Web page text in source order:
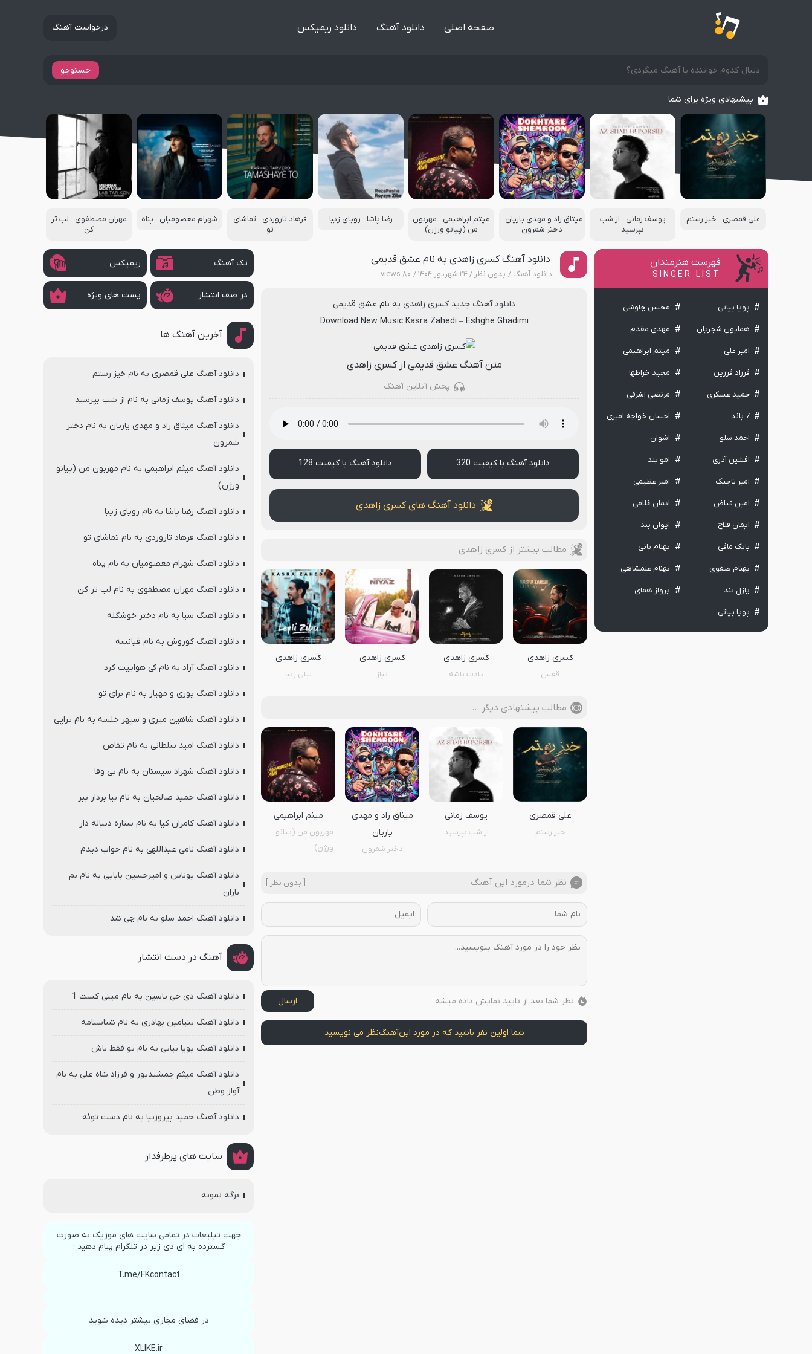
صفحه اصلی دانلود آهنگ دانلود ریمیکس درخواست آهنگ
جستوجو
پیشنهادی ویژه برای شما
علی قمصری - خیز رستم
یوسف زمانی - از شب
بپرسید
میثاق راد و مهدی یاریان -
دختر شمرون
میثم ابراهیمی - مهربون
من (پیانو ورژن)
رضا پاشا - رویای زیبا
فرهاد تاروردی - تماشای
تو
شهرام معصومیان - پناه
مهران مصطفوی - لب تر
کن
دانلود آهنگ کسری زاهدی به نام عشق قدیمی
دانلود آهنگ بدون نظر ۲۴ شهریور ۱۴۰۴ ۸۰ views
دانلود آهنگ جدید کسری زاهدی به نام عشق قدیمی
Download New Music Kasra Zahedi – Eshghe Ghadimi
متن آهنگ عشق قدیمی از کسری زاهدی
پخش آنلاین آهنگ
دانلود آهنگ با کیفیت 320 دانلود آهنگ با کیفیت 128
دانلود آهنگ های کسری زاهدی
مطالب بیشتر از کسری زاهدی
کسری زاهدی
قفس
کسری زاهدی
یادت باشه
کسری زاهدی
نیاز
کسری زاهدی
لیلی زیبا
مطالب پیشنهادی دیگر …
علی قمصری
خیز رستم
یوسف زمانی
از شب بپرسید
میثاق راد و مهدی
یاریان
دختر شمرون
میثم ابراهیمی
مهربون من (پیانو
ورژن)
نظر شما درمورد این آهنگ [ بدون نظر ]
نظر شما بعد از تایید نمایش داده میشه ارسال
شما اولین نفر باشید که در مورد اینآهنگنظر می نویسید
فهرست هنرمندان
SINGER LIST
پویا بیاتی محسن چاوشی
همایون شجریان مهدی مقدم
امیر علی میثم ابراهیمی
فرزاد فرزین مجید خراطها
حمید عسکری مرتضی اشرفی
7 باند احسان خواجه امیری
احمد سلو اشوان
افشین آذری امو بند
امیر تاجیک امیر عظیمی
امین فیاض ایمان غلامی
ایمان فلاح ایوان بند
بابک مافی بهنام بانی
بهنام صفوی بهنام علمشاهی
پازل بند پرواز همای
پویا بیاتی
تک آهنگ ریمیکس
در صف انتشار پست های ویژه
آخرین آهنگ ها
دانلود آهنگ علی قمصری به نام خیز رستم
دانلود آهنگ یوسف زمانی به نام از شب بپرسید
دانلود آهنگ میثاق راد و مهدی یاریان به نام دختر
شمرون
دانلود آهنگ میثم ابراهیمی به نام مهربون من (پیانو
ورژن)
دانلود آهنگ رضا پاشا به نام رویای زیبا
دانلود آهنگ فرهاد تاروردی به نام تماشای تو
دانلود آهنگ شهرام معصومیان به نام پناه
دانلود آهنگ مهران مصطفوی به نام لب تر کن
دانلود آهنگ سیا به نام دختر خوشگله
دانلود آهنگ کوروش به نام فیانسه
دانلود آهنگ آراد به نام کی هواییت کرد
دانلود آهنگ پوری و مهیار به نام برای تو
دانلود آهنگ شاهین میری و سپهر خلسه به نام تراپی
دانلود آهنگ امید سلطانی به نام تقاص
دانلود آهنگ شهراد سیستان به نام بی وفا
دانلود آهنگ حمید صالحیان به نام بیا بردار ببر
دانلود آهنگ کامران کیا به نام ستاره دنباله دار
دانلود آهنگ نامی عبداللهی به نام خواب دیدم
دانلود آهنگ یوناس و امیرحسین بابایی به نام نم
باران
دانلود آهنگ احمد سلو به نام چی شد
آهنگ در دست انتشار
دانلود آهنگ دی جی یاسین به نام مینی کست 1
دانلود آهنگ بنیامین بهادری به نام شناسنامه
دانلود آهنگ پویا بیاتی به نام تو فقط باش
دانلود آهنگ میثم جمشیدپور و فرزاد شاه علی به نام
آواز وطن
دانلود آهنگ حمید پیروزنیا به نام دست توئه
سایت های پرطرفدار
برگه نمونه
جهت تبلیغات در تمامی سایت های موزیک به صورت
گسترده به ای دی زیر در تلگرام پیام دهید :
T.me/FKcontact
در فضای مجازی بیشتر دیده شوید
XLIKE.ir